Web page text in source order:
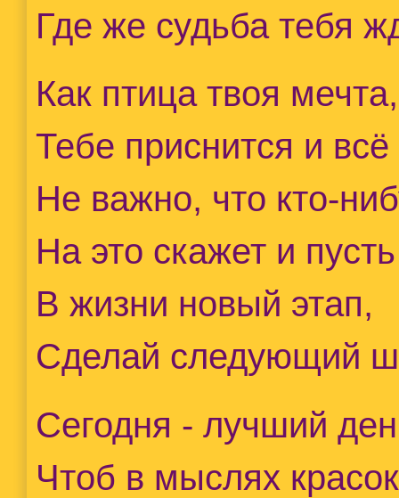
Где же судьба тебя
Как птица твоя мечта,
Тебе приснится и
Не важно, что кто-
На это скажет и
В жизни новый этап,
Сделай следующий
Сегодня - лучший
Чтоб в мыслях